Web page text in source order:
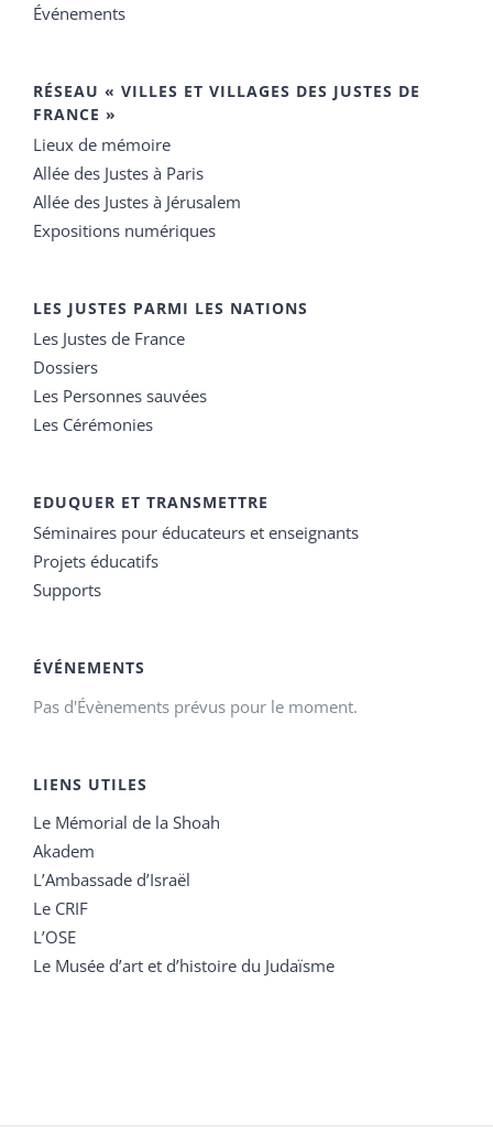
Événements
RÉSEAU « VILLES ET VILLAGES DES JUSTES DE
FRANCE »
Lieux de mémoire
Allée des Justes à Paris
Allée des Justes à Jérusalem
Expositions numériques
LES JUSTES PARMI LES NATIONS
Les Justes de France
Dossiers
Les Personnes sauvées
Les Cérémonies
EDUQUER ET TRANSMETTRE
Séminaires pour éducateurs et enseignants
Projets éducatifs
Supports
ÉVÉNEMENTS
Pas d'Évènements prévus pour le moment.
LIENS UTILES
Le Mémorial de la Shoah
Akadem
L’Ambassade d’Israël
Le CRIF
L’OSE
Le Musée d’art et d’histoire du Judaïsme